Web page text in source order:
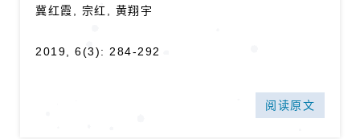
冀红霞, 宗红, 黄翔宇
2019, 6(3): 284-292
阅读原文